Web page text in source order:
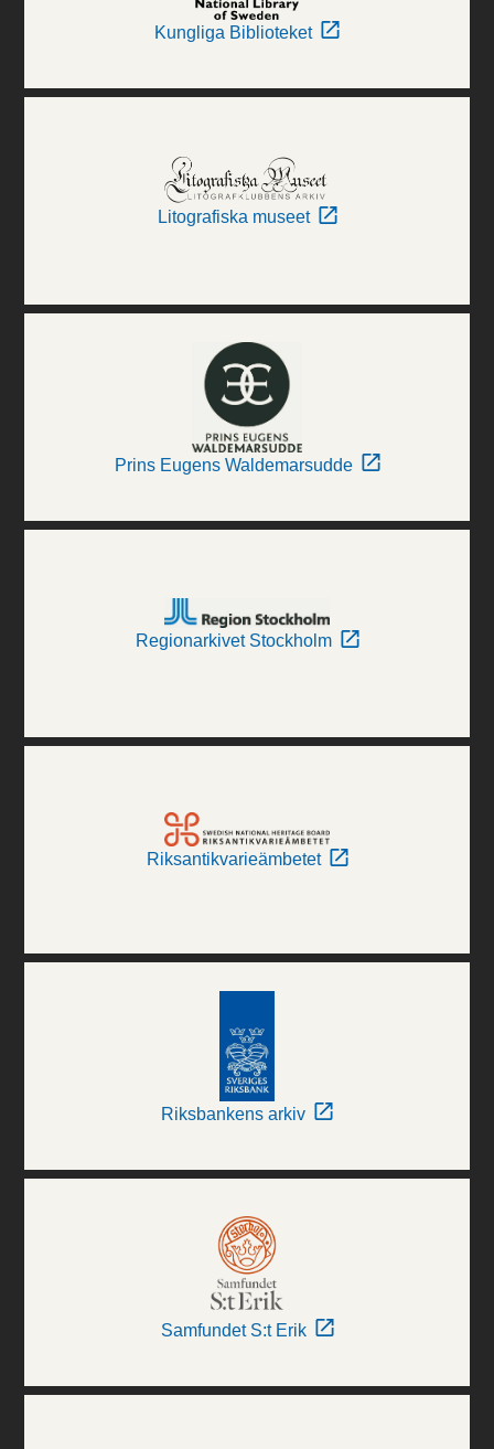
Kungliga Biblioteket
Litografiska museet
Prins Eugens Waldemarsudde
Regionarkivet Stockholm
Riksantikvarieämbetet
Riksbankens arkiv
Samfundet S:t Erik